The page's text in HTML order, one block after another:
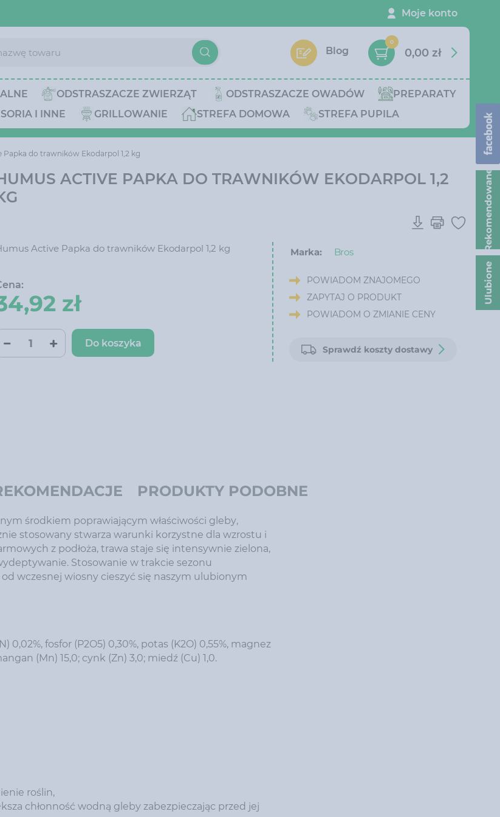
Moje konto
Blog
0
0,00 zł
ODSTRASZACZE ZWIERZĄT ODSTRASZACZE OWADÓW
PREPARATY
I INNE GRILLOWANIE STREFA DOMOWA STREFA PUPILA
Papka do trawników Ekodarpol 1,2 kg
ACTIVE PAPKA DO TRAWNIKÓW EKODARPOL 1,2
Active Papka do trawników Ekodarpol 1,2 kg
zł
Do koszyka
Marka: Bros
POWIADOM ZNAJOMEGO
ZAPYTAJ O PRODUKT
POWIADOM O ZMIANIE CENY
Sprawdź koszty dostawy
PRODUKTY PODOBNE
środkiem poprawiającym właściwości gleby,
stosowany stwarza warunki korzystne dla wzrostu i
z podłoża, trawa staje się intensywnie zielona,
Stosowanie w trakcie sezonu
wczesnej wiosny cieszyć się naszym ulubionym
0,02%, fosfor (P2O5) 0,30%, potas (K2O) 0,55%, magnez
(Mn) 15,0; cynk (Zn) 3,0; miedź (Cu) 1,0.
roślin,
chłonność wodną gleby zabezpieczając przed jej
Rekomendowane
Ulubione